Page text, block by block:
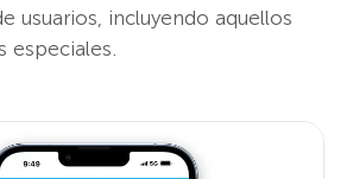
usuarios, incluyendo aquellos
especiales.